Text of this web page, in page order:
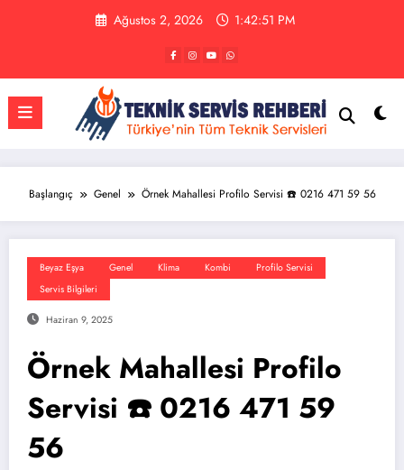
Ağustos 2, 2026 1:42:52 PM
Başlangıç Genel Örnek Mahallesi Profilo Servisi ☎️ 0216 471 59 56
Beyaz Eşya Genel Klima Kombi
Profilo Servisi
Servis Bilgileri
Haziran 9, 2025
Örnek Mahallesi Profilo
Servisi ☎️ 0216 471 59
56